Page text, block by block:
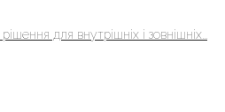
для внутрішніх і зовнішніх...